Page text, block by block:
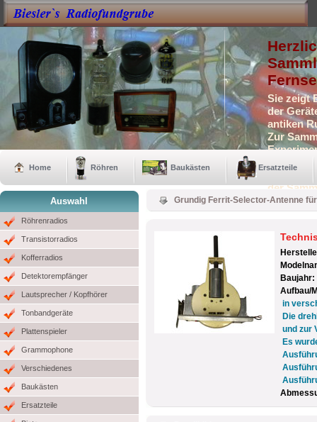
Sie zeigt
der
antiken
Zur
der
Home Röhren Baukästen Ersatzteile
Auswahl
Röhrenradios
Transistorradios
Kofferradios
Detektorempfänger
Lautsprecher / Kopfhörer
Tonbandgeräte
Plattenspieler
Grammophone
Verschiedenes
Baukästen
Ersatzteile
Grundig Ferrit-Selector-Antenne
Baujahr:
Aufbau/
in
Die
und zur
Es